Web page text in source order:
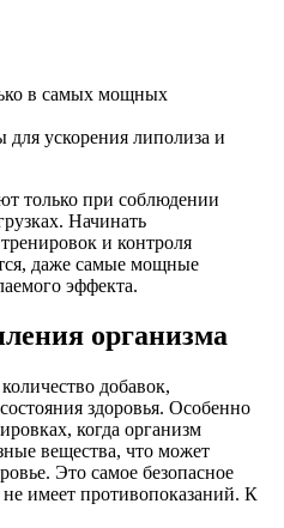
в самых мощных
для ускорения липолиза и
только при соблюдении
Начинать
и контроля
даже самые мощные
эффекта.
организма
добавок,
здоровья. Особенно
когда организм
вещества, что может
Это самое безопасное
имеет противопоказаний. К